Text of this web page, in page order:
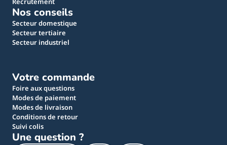
Nos conseils
Secteur domestique
Secteur tertiaire
Secteur industriel
Votre commande
Foire aux questions
Modes de paiement
Modes de livraison
Conditions de retour
Suivi colis
Une question ?